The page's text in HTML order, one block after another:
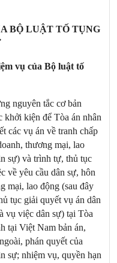
BỘ LUẬT TỐ TỤNG
vụ của Bộ luật tố
nguyên tắc cơ bản
khởi kiện để Tòa án nhân
các vụ án về tranh chấp
thương mại, lao
sự) và trình tự, thủ tục
về yêu cầu dân sự, hôn
mại, lao động (sau đây
tục giải quyết vụ án dân
vụ việc dân sự) tại Tòa
tại Việt Nam bản án,
phán quyết của
sự; nhiệm vụ, quyền hạn